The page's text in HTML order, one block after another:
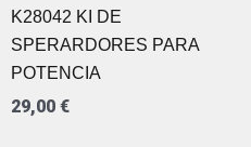
K28042 KI DE
SPERARDORES PARA
POTENCIA
29,00 €